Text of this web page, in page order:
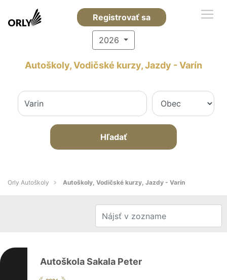
Registrovať sa
2026
Autoškoly, Vodičské kurzy, Jazdy - Varín
Hľadať
Orly Autoškoly Autoškoly, Vodičské kurzy, Jazdy - Varín
Autoškola Sakala Peter